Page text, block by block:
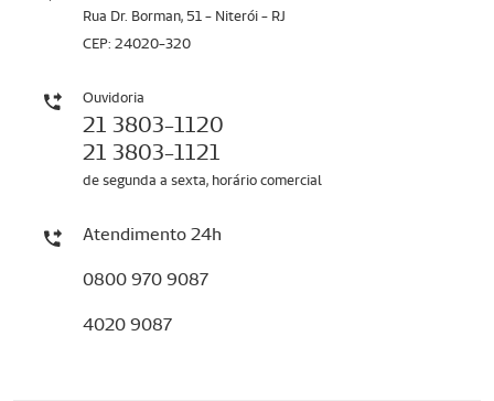
Rua Dr. Borman, 51 - Niterói - RJ
CEP: 24020-320
Ouvidoria
21 3803-1120
21 3803-1121
de segunda a sexta, horário comercial
Atendimento 24h
0800 970 9087
4020 9087